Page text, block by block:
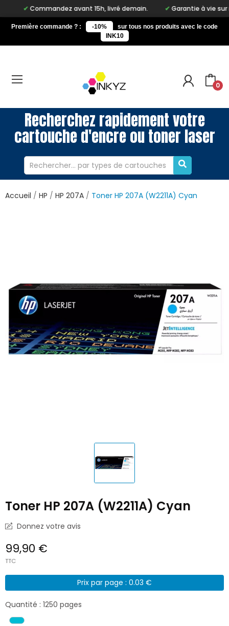
Commandez avant 15h, livré demain. Garantie à vie sur notre
Première commande ? : -10%
sur tous nos produits avec le code
INK10
0
Recherchez rapidement votre
cartouche d'encre ou toner laser
Accueil HP HP 207A Toner HP 207A (W2211A) Cyan
Toner HP 207A (W2211A) Cyan
Donnez votre avis
99,90 €
TTC
Prix par page : 0.03 €
Quantité : 1250 pages